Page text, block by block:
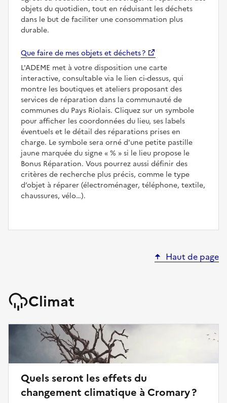
objets du quotidien, tout en réduisant les déchets
dans le but de faciliter une consommation plus
durable.
Que faire de mes objets et déchets ?
L'ADEME met à votre disposition une carte
interactive, consultable via le lien ci-dessus, qui
montre les boutiques et ateliers proposant des
services de réparation dans la communauté de
communes du Pays Riolais. Cliquez sur un symbole
pour afficher les coordonnées du lieu, ses labels
éventuels et le détail des réparations prises en
charge. Le symbole sera orné d'une petite pastille
jaune marquée du signe
%
si le lieu propose le
Bonus Réparation. Vous pourrez aussi définir des
critères de recherche plus précis, comme le type
d’objet à réparer (électroménager, téléphone, textile,
chaussures, vélo…).
Haut de page
Climat
Quels seront les effets du
changement climatique à Cromary ?